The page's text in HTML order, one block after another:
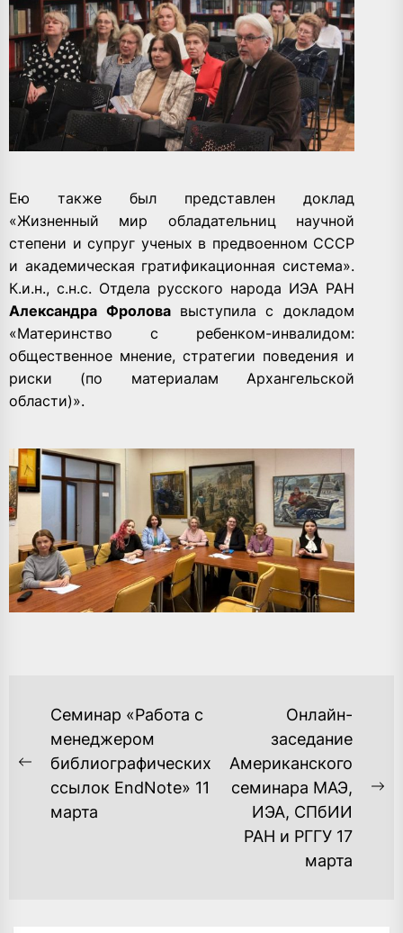
Ею также был представлен доклад
«Жизненный мир обладательниц научной
степени и супруг ученых в предвоенном СССР
и академическая гратификационная система».
К.и.н., с.н.с. Отдела русского народа ИЭА РАН
Александра Фролова выступила с докладом
«Материнство с ребенком-инвалидом:
общественное мнение, стратегии поведения и
риски (по материалам Архангельской
области)».
НАВИГАЦИЯ
ЗАПИСЯМ
Previous
post:
Семинар «Работа с
менеджером
библиографических
ссылок EndNote» 11
марта
Онлайн-
заседание
Американского
семинара МАЭ,
ИЭА, СПбИИ
РАН и РГГУ 17
марта